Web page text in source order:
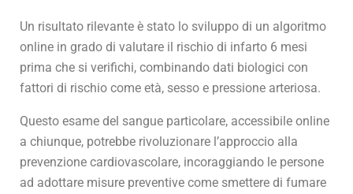
Un risultato rilevante è stato lo sviluppo di un algoritmo
online in grado di valutare il rischio di infarto 6 mesi
prima che si verifichi, combinando dati biologici con
fattori di rischio come età, sesso e pressione arteriosa.
Questo esame del sangue particolare, accessibile online
a chiunque, potrebbe rivoluzionare l’approccio alla
prevenzione cardiovascolare, incoraggiando le persone
ad adottare misure preventive come smettere di fumare